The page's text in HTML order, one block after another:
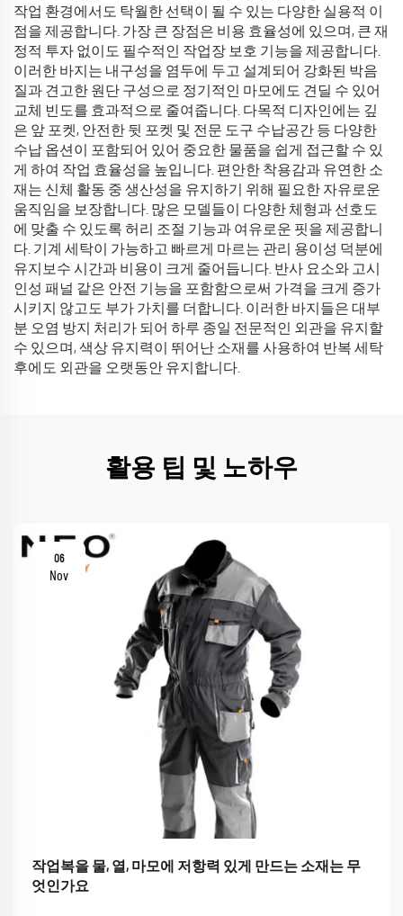
작업 환경에서도 탁월한 선택이 될 수 있는 다양한 실용적 이
점을 제공합니다. 가장 큰 장점은 비용 효율성에 있으며, 큰 재
정적 투자 없이도 필수적인 작업장 보호 기능을 제공합니다.
이러한 바지는 내구성을 염두에 두고 설계되어 강화된 박음
질과 견고한 원단 구성으로 정기적인 마모에도 견딜 수 있어
교체 빈도를 효과적으로 줄여줍니다. 다목적 디자인에는 깊
은 앞 포켓, 안전한 뒷 포켓 및 전문 도구 수납공간 등 다양한
수납 옵션이 포함되어 있어 중요한 물품을 쉽게 접근할 수 있
게 하여 작업 효율성을 높입니다. 편안한 착용감과 유연한 소
재는 신체 활동 중 생산성을 유지하기 위해 필요한 자유로운
움직임을 보장합니다. 많은 모델들이 다양한 체형과 선호도
에 맞출 수 있도록 허리 조절 기능과 여유로운 핏을 제공합니
다. 기계 세탁이 가능하고 빠르게 마르는 관리 용이성 덕분에
유지보수 시간과 비용이 크게 줄어듭니다. 반사 요소와 고시
인성 패널 같은 안전 기능을 포함함으로써 가격을 크게 증가
시키지 않고도 부가 가치를 더합니다. 이러한 바지들은 대부
분 오염 방지 처리가 되어 하루 종일 전문적인 외관을 유지할
수 있으며, 색상 유지력이 뛰어난 소재를 사용하여 반복 세탁
후에도 외관을 오랫동안 유지합니다.
활용 팁 및 노하우
06
Nov
작업복을 물, 열, 마모에 저항력 있게 만드는 소재는 무
엇인가요